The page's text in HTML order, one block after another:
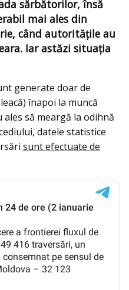
sărbătorilor, însă
mai ales din
când autoritățile au
Iar astăzi situația
generate doar de
înapoi la muncă
ales să meargă la odihnă
datele statistice
sunt efectuate de